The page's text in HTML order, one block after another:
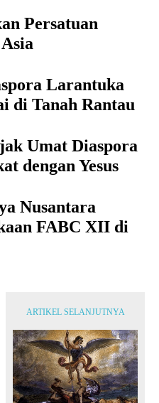
Persatuan
Larantuka
di Tanah Rantau
Umat Diaspora
dengan Yesus
Nusantara
FABC XII di
ARTIKEL SELANJUTNYA